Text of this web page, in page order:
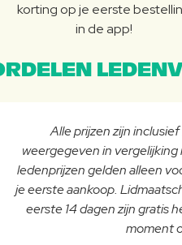
korting op je eerste
in de app!
Alle prijzen zijn
weergegeven in
ledenprijzen gelden alleen
je eerste aankoop.
eerste 14 dagen zijn gratis
moment